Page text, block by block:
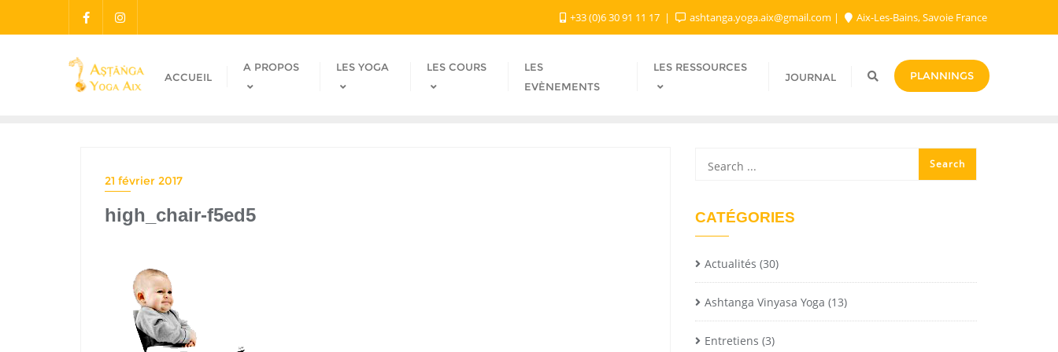
+33 (0)6 30 91 11 17 ashtanga.yoga.aix@gmail.com​ Aix-Les-Bains, Savoie France
ACCUEIL
A PROPOS LES YOGA LES COURS
LES
EVÈNEMENTS
LES RESSOURCES
JOURNAL PLANNINGS
21 février 2017
high_chair-f5ed5 CATÉGORIES
Actualités (30)
Ashtanga Vinyasa Yoga (13)
Entretiens (3)